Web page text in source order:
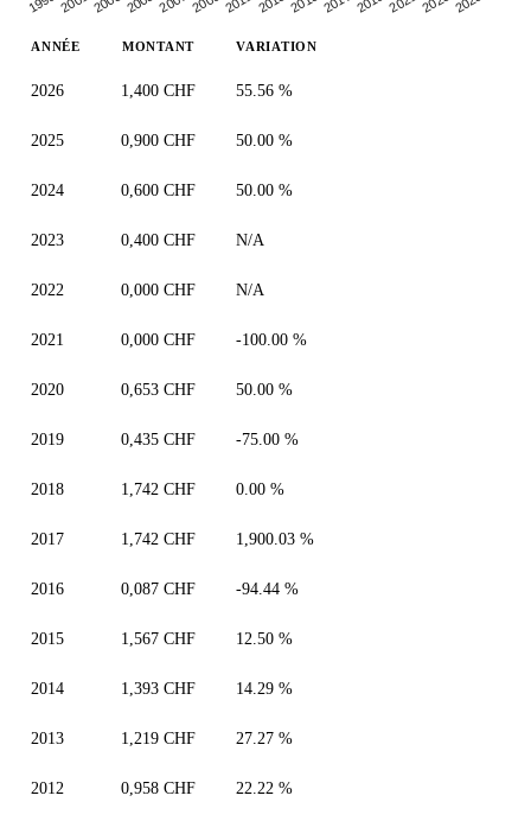
ANNÉE MONTANT VARIATION
2026 1,400 CHF 55.56 %
2025 0,900 CHF 50.00 %
2024 0,600 CHF 50.00 %
2023 0,400 CHF N/A
2022 0,000 CHF N/A
2021 0,000 CHF -100.00 %
2020 0,653 CHF 50.00 %
2019 0,435 CHF -75.00 %
2018 1,742 CHF 0.00 %
2017 1,742 CHF 1,900.03 %
2016 0,087 CHF -94.44 %
2015 1,567 CHF 12.50 %
2014 1,393 CHF 14.29 %
2013 1,219 CHF 27.27 %
2012 0,958 CHF 22.22 %